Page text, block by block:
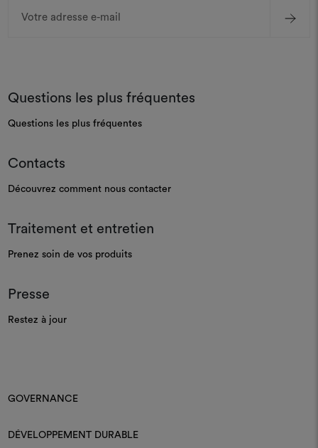
Questions les plus fréquentes
Questions les plus fréquentes
Contacts
Découvrez comment nous contacter
Traitement et entretien
Prenez soin de vos produits
Presse
Restez à jour
GOVERNANCE
DÉVELOPPEMENT DURABLE